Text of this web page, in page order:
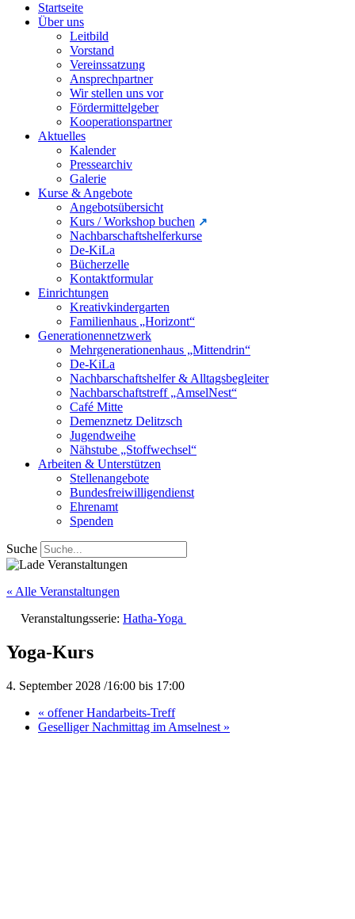
Startseite
Über uns
Leitbild
Vorstand
Vereinssatzung
Ansprechpartner
Wir stellen uns vor
Fördermittelgeber
Kooperationspartner
Aktuelles
Kalender
Pressearchiv
Galerie
Kurse & Angebote
Angebotsübersicht
Kurs / Workshop buchen
Nachbarschaftshelferkurse
De-KiLa
Bücherzelle
Kontaktformular
Einrichtungen
Kreativkindergarten
Familienhaus „Horizont“
Generationennetzwerk
Mehrgenerationenhaus „Mittendrin“
De-KiLa
Nachbarschaftshelfer & Alltagsbegleiter
Nachbarschaftstreff „AmselNest“
Café Mitte
Demenznetz Delitzsch
Jugendweihe
Nähstube „Stoffwechsel“
Arbeiten & Unterstützen
Stellenangebote
Bundesfreiwilligendienst
Ehrenamt
Spenden
Suche
« Alle Veranstaltungen
Veranstaltungsserie: Hatha-Yoga
Yoga-Kurs
4. September 2028 /16:00 bis 17:00
« offener Handarbeits-Treff
Geselliger Nachmittag im Amselnest »